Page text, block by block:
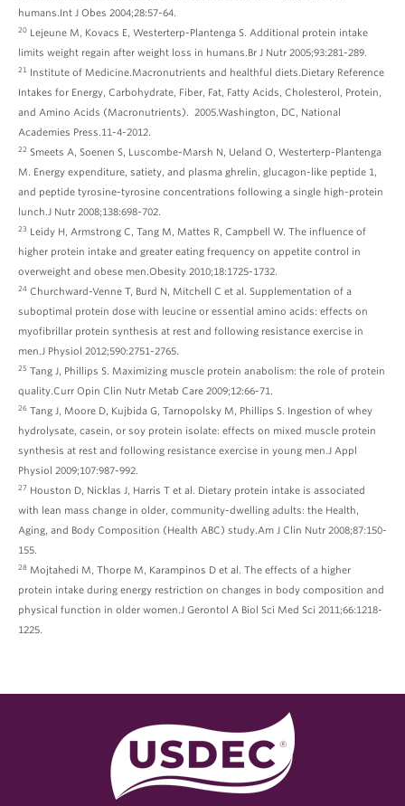
humans.Int J Obes 2004;28:57-64.
20 Lejeune M, Kovacs E, Westerterp-Plantenga S. Additional protein intake
limits weight regain after weight loss in humans.Br J Nutr 2005;93:281-289.
21 Institute of Medicine.Macronutrients and healthful diets.Dietary Reference
Intakes for Energy, Carbohydrate, Fiber, Fat, Fatty Acids, Cholesterol, Protein,
and Amino Acids (Macronutrients). 2005.Washington, DC, National
Academies Press.11-4-2012.
22 Smeets A, Soenen S, Luscombe-Marsh N, Ueland O, Westerterp-Plantenga
M. Energy expenditure, satiety, and plasma ghrelin, glucagon-like peptide 1,
and peptide tyrosine-tyrosine concentrations following a single high-protein
lunch.J Nutr 2008;138:698-702.
23 Leidy H, Armstrong C, Tang M, Mattes R, Campbell W. The influence of
higher protein intake and greater eating frequency on appetite control in
overweight and obese men.Obesity 2010;18:1725-1732.
24 Churchward-Venne T, Burd N, Mitchell C et al. Supplementation of a
suboptimal protein dose with leucine or essential amino acids: effects on
myofibrillar protein synthesis at rest and following resistance exercise in
men.J Physiol 2012;590:2751-2765.
25 Tang J, Phillips S. Maximizing muscle protein anabolism: the role of protein
quality.Curr Opin Clin Nutr Metab Care 2009;12:66-71.
26 Tang J, Moore D, Kujbida G, Tarnopolsky M, Phillips S. Ingestion of whey
hydrolysate, casein, or soy protein isolate: effects on mixed muscle protein
synthesis at rest and following resistance exercise in young men.J Appl
Physiol 2009;107:987-992.
27 Houston D, Nicklas J, Harris T et al. Dietary protein intake is associated
with lean mass change in older, community-dwelling adults: the Health,
Aging, and Body Composition (Health ABC) study.Am J Clin Nutr 2008;87:150-
155.
28 Mojtahedi M, Thorpe M, Karampinos D et al. The effects of a higher
protein intake during energy restriction on changes in body composition and
physical function in older women.J Gerontol A Biol Sci Med Sci 2011;66:1218-
1225.